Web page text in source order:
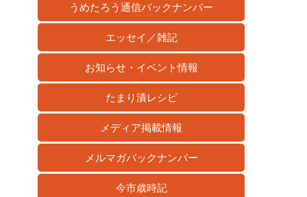
うめたろう通信バックナンバー
エッセイ／雑記
お知らせ・イベント情報
たまり漬レシピ
メディア掲載情報
メルマガバックナンバー
今市歳時記